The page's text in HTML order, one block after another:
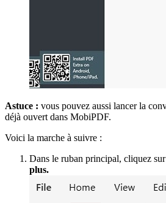
Astuce : vous pouvez aussi lancer la
déjà ouvert dans MobiPDF.
Voici la marche à suivre :
Dans le ruban principal, cliquez sur
plus.